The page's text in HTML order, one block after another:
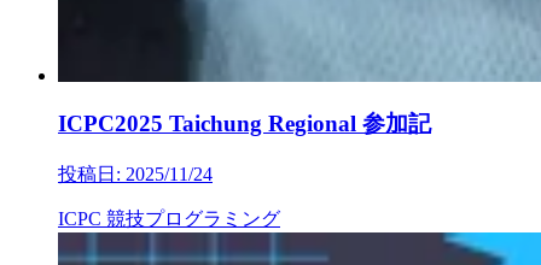
ICPC2025 Taichung Regional 参加記
投稿日: 2025/11/24
ICPC 競技プログラミング